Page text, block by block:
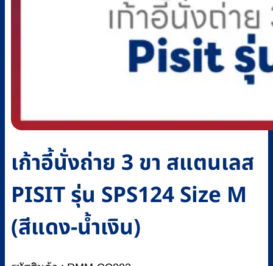
เก้าอี้นั่งถ่าย 3 ขา สแตนเลส
PISIT รุ่น SPS124 Size M
(สีแดง-น้ำเงิน)